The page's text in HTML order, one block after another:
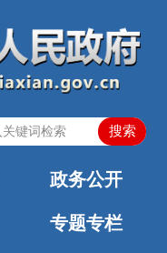
政务公开
专题专栏